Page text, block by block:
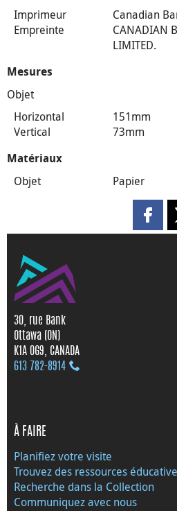
Imprimeur
Canadian
Empreinte
CANADIAN
LIMITED.
Mesures
Objet
Horizontal
151mm
Vertical
73mm
Matériaux
Objet Papier
30, rue Bank
Ottawa (ON)
K1A 0G9, CANADA
613 782‑8914
À FAIRE
Planifiez votre visite
Trouvez des ressources
Recherche dans la Collection
Communiquez avec nous